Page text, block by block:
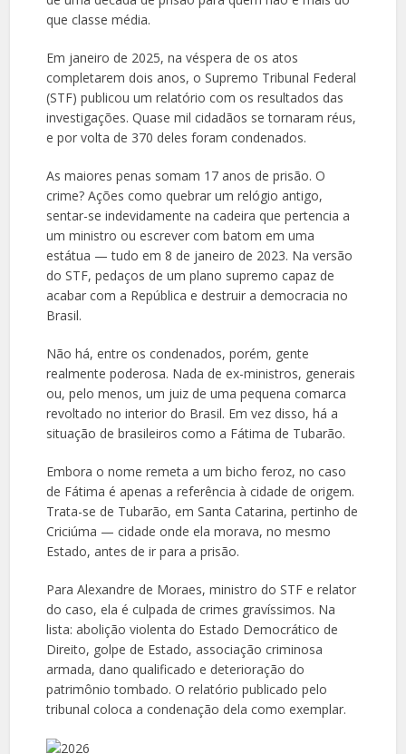
que classe média.
Em janeiro de 2025, na véspera de os atos
completarem dois anos, o Supremo Tribunal Federal
(STF) publicou um relatório com os resultados das
investigações. Quase mil cidadãos se tornaram réus,
e por volta de 370 deles foram condenados.
As maiores penas somam 17 anos de prisão. O
crime? Ações como quebrar um relógio antigo,
sentar-se indevidamente na cadeira que pertencia a
um ministro ou escrever com batom em uma
estátua — tudo em 8 de janeiro de 2023. Na versão
do STF, pedaços de um plano supremo capaz de
acabar com a República e destruir a democracia no
Brasil.
Não há, entre os condenados, porém, gente
realmente poderosa. Nada de ex-ministros, generais
ou, pelo menos, um juiz de uma pequena comarca
revoltado no interior do Brasil. Em vez disso, há a
situação de brasileiros como a Fátima de Tubarão.
Embora o nome remeta a um bicho feroz, no caso
de Fátima é apenas a referência à cidade de origem.
Trata-se de Tubarão, em Santa Catarina, pertinho de
Criciúma — cidade onde ela morava, no mesmo
Estado, antes de ir para a prisão.
Para Alexandre de Moraes, ministro do STF e relator
do caso, ela é culpada de crimes gravíssimos. Na
lista: abolição violenta do Estado Democrático de
Direito, golpe de Estado, associação criminosa
armada, dano qualificado e deterioração do
patrimônio tombado. O relatório publicado pelo
tribunal coloca a condenação dela como exemplar.